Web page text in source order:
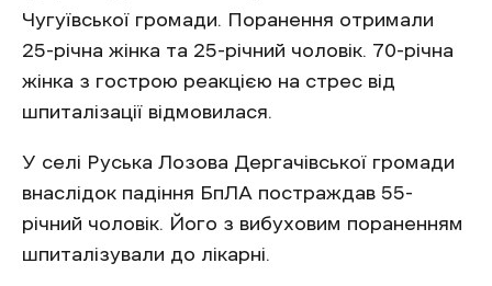
Чугуївської громади. Поранення отримали
25-річна жінка та 25-річний чоловік. 70-річна
жінка з гострою реакцією на стрес від
шпиталізації відмовилася.
У селі Руська Лозова Дергачівської громади
внаслідок падіння БпЛА постраждав 55-
річний чоловік. Його з вибуховим пораненням
шпиталізували до лікарні.